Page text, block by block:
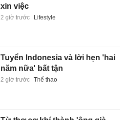
xin việc
2 giờ trước Lifestyle
Tuyển Indonesia và lời hẹn 'hai
năm nữa' bất tận
2 giờ trước Thể thao